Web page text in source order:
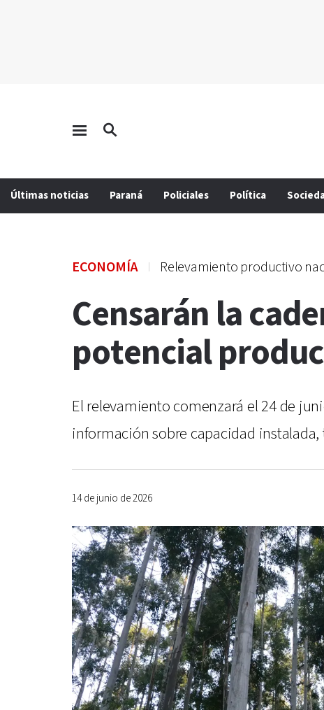
Últimas noticias Paraná Policiales Política
ECONOMÍA Relevamiento productivo
Censarán la
potencial
El relevamiento comenzará el 24 de
información sobre capacidad
14 de junio de 2026